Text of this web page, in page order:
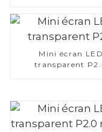
Mini écran LED
transparent